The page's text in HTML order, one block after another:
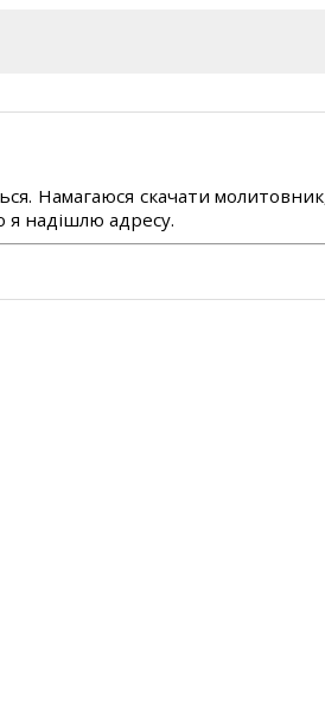
Намагаюся скачати
я надішлю адресу.